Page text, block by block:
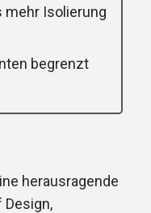
mehr Isolierung
begrenzt
herausragende
Design,